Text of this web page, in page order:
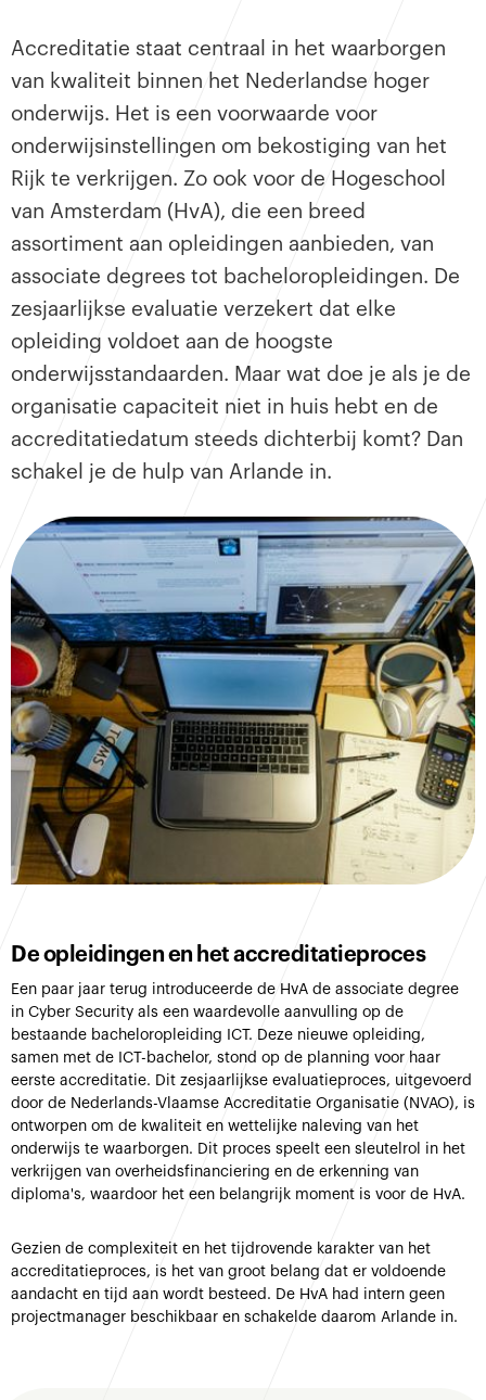
Accreditatie staat centraal in het waarborgen
van kwaliteit binnen het Nederlandse hoger
onderwijs. Het is een voorwaarde voor
onderwijsinstellingen om bekostiging van het
Rijk te verkrijgen. Zo ook voor de Hogeschool
van Amsterdam (HvA), die een breed
assortiment aan opleidingen aanbieden, van
associate degrees tot bacheloropleidingen. De
zesjaarlijkse evaluatie verzekert dat elke
opleiding voldoet aan de hoogste
onderwijsstandaarden. Maar wat doe je als je de
organisatie capaciteit niet in huis hebt en de
accreditatiedatum steeds dichterbij komt? Dan
schakel je de hulp van Arlande in.
De opleidingen en het accreditatieproces
Een paar jaar terug introduceerde de HvA de associate degree
in Cyber Security als een waardevolle aanvulling op de
bestaande bacheloropleiding ICT. Deze nieuwe opleiding,
samen met de ICT-bachelor, stond op de planning voor haar
eerste accreditatie. Dit zesjaarlijkse evaluatieproces, uitgevoerd
door de Nederlands-Vlaamse Accreditatie Organisatie (NVAO), is
ontworpen om de kwaliteit en wettelijke naleving van het
onderwijs te waarborgen. Dit proces speelt een sleutelrol in het
verkrijgen van overheidsfinanciering en de erkenning van
diploma's, waardoor het een belangrijk moment is voor de HvA.
Gezien de complexiteit en het tijdrovende karakter van het
accreditatieproces, is het van groot belang dat er voldoende
aandacht en tijd aan wordt besteed. De HvA had intern geen
projectmanager beschikbaar en schakelde daarom Arlande in.